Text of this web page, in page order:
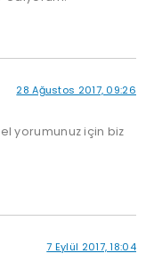
28 Ağustos 2017, 09:26
yorumunuz için biz
7 Eylül 2017, 18:04